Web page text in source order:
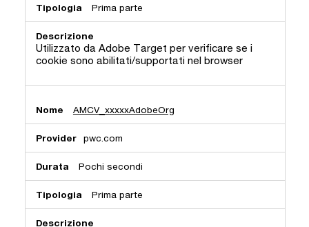
Prima parte
Utilizzato da Adobe Target per verificare se i
cookie sono abilitati/supportati nel browser
AMCV_xxxxxAdobeOrg
pwc.com
Pochi secondi
Prima parte